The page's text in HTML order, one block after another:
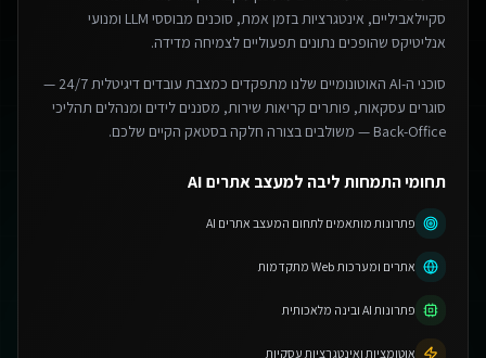
סקיילאביליים, אינטגרציות בזמן אמת, סוכנים מבוססי LLM ומנועי
אנליטיקס שהופכים נתונים תפעוליים לצמיחה מדידה.
סוכני ה-AI האוטונומיים שלנו מתפקדים כמצבת עובדים דיגיטלית 24/7 —
סוגרים עסקאות, פותרים קריאות שירות, מסננים לידים ומנהלים תהליכי
Back-Office — משולבים בצורה חלקה בסטאק הקיים שלכם.
תחומי התמחות ליבה למעצב אתרים AI
פתרונות מותאמים לתחום המעצב אתרים AI
אתרים ומערכות Web מתקדמות
פתרונות AI ובינה מלאכותית
אוטומציות ואינטגרציות עסקיות